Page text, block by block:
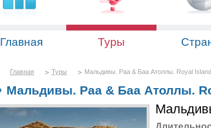
Главная Туры
Главная Туры Мальдивы. Раа & Баа Атоллы. Royal
Мальдивы. Раа & Баа Атоллы.